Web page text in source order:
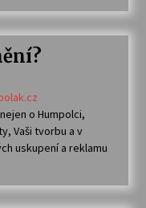
o Humpolci,
Vaši tvorbu a v
uskupení a reklamu